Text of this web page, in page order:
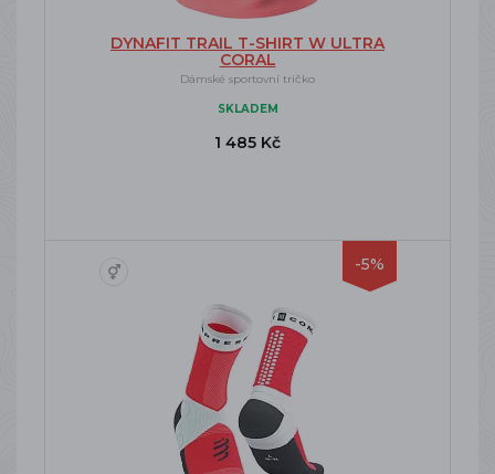
DYNAFIT TRAIL T-SHIRT W ULTRA
CORAL
Dámské sportovní tričko
SKLADEM
1 485 Kč
-5%